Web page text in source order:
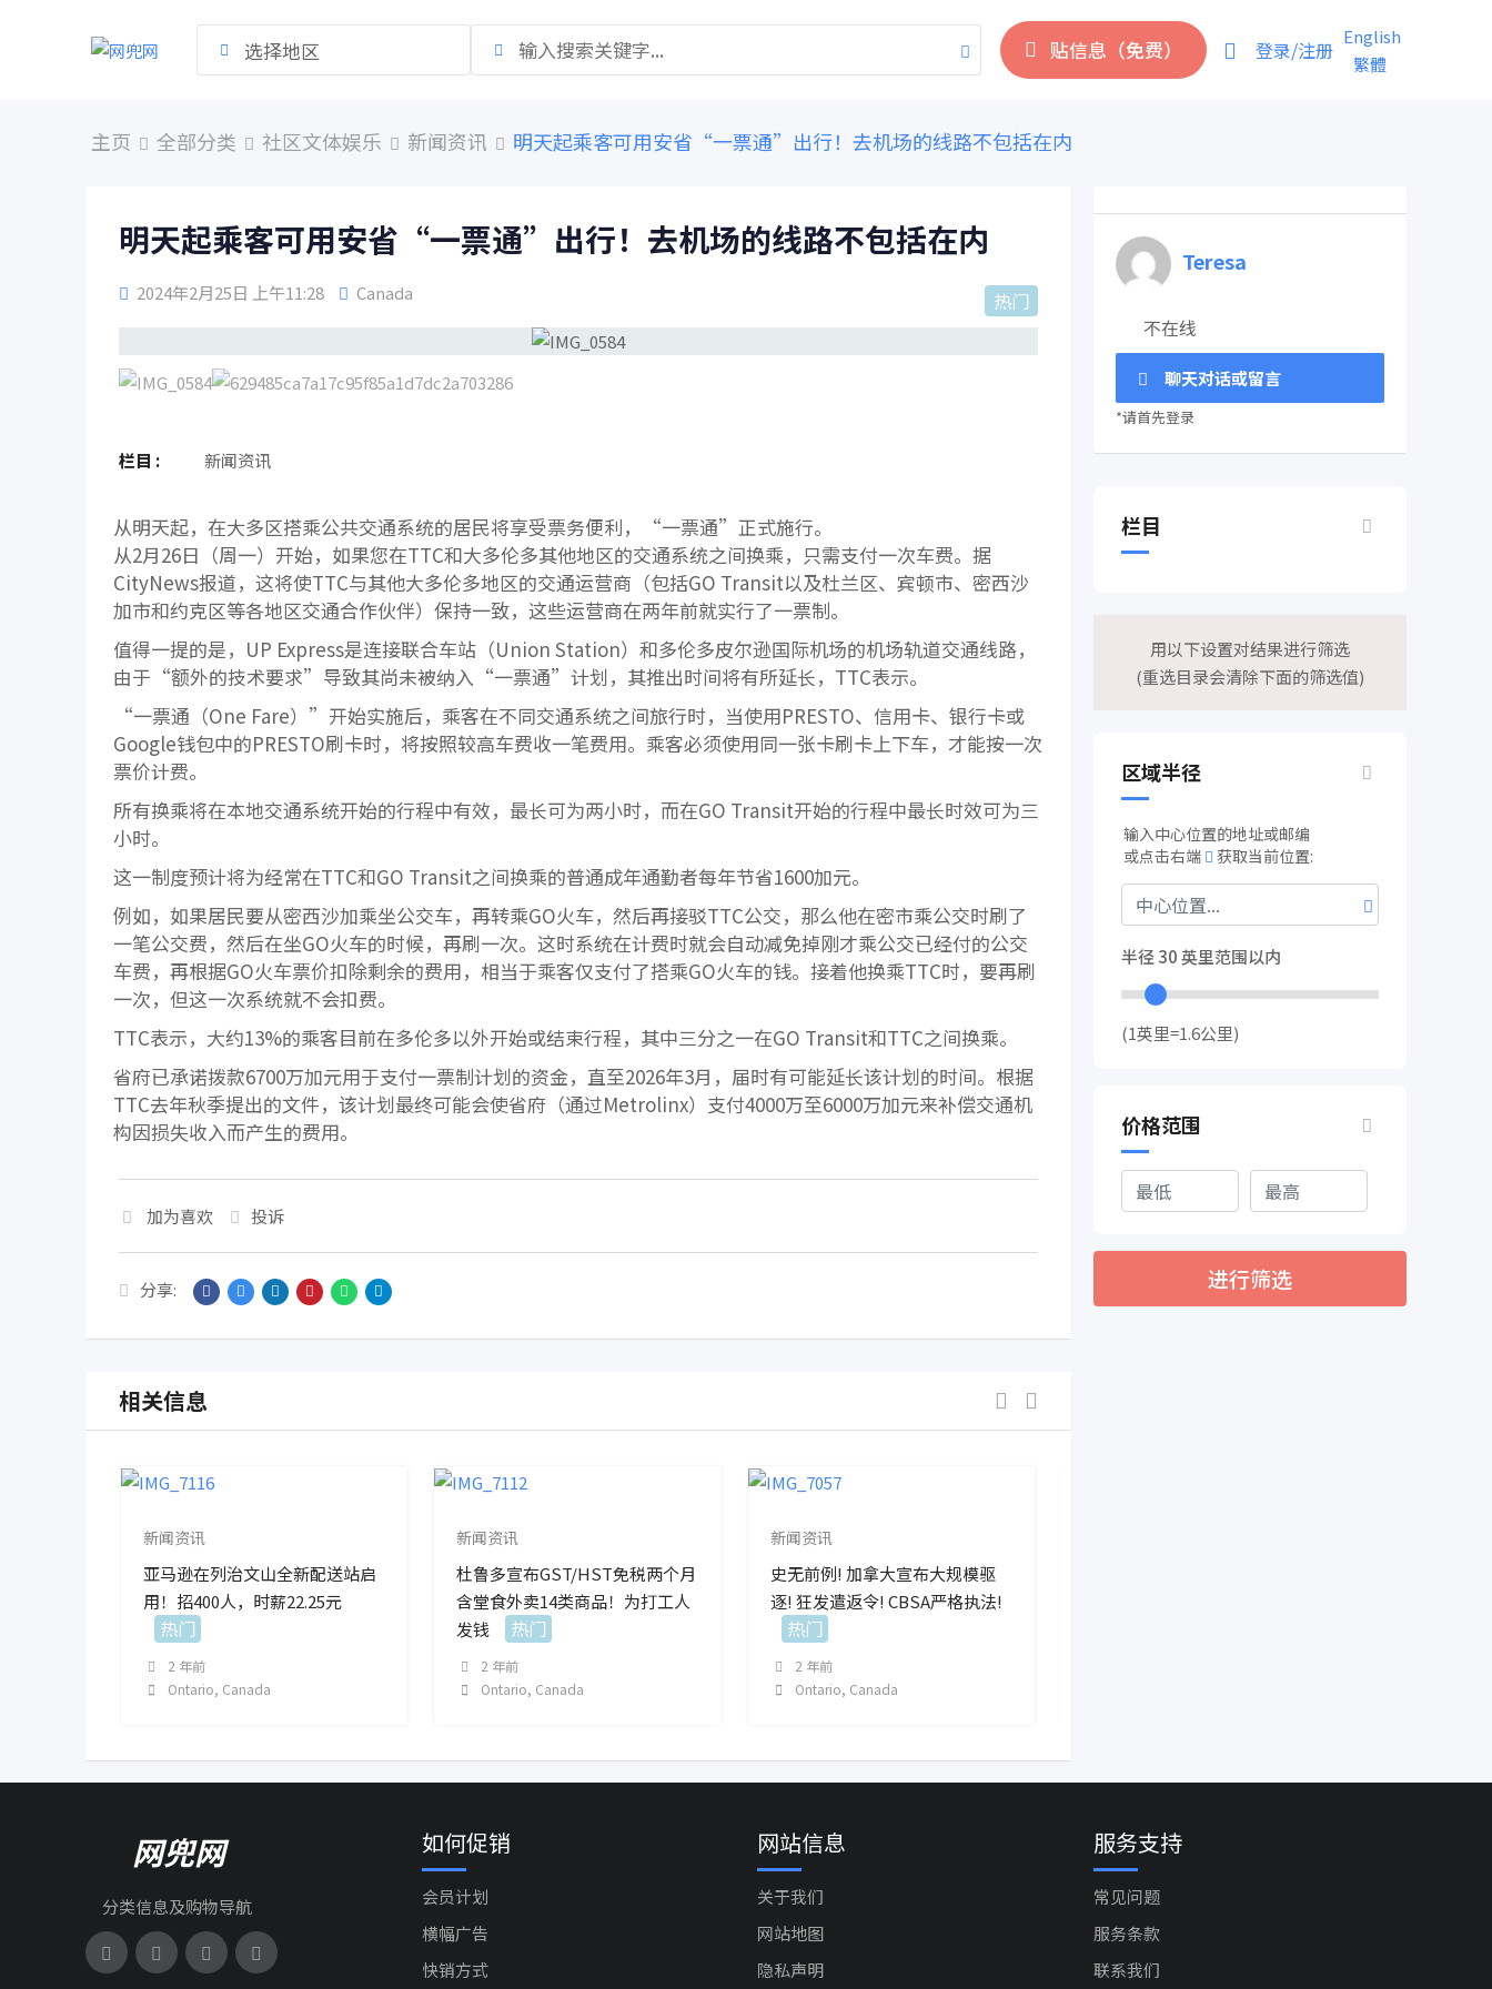
选择地区 贴信息（免费） 登录/注册
English
繁體
主页 全部分类 社区文体娱乐 新闻资讯 明天起乘客可用安省“一票通”出行！去机场的线路不包括在内
明天起乘客可用安省“一票通”出行！去机场的线路不包括在内
2024年2月25日 上午11:28 Canada 热门
栏目 : 新闻资讯
从明天起，在大多区搭乘公共交通系统的居民将享受票务便利，“一票通”正式施行。
从2月26日（周一）开始，如果您在TTC和大多伦多其他地区的交通系统之间换乘，只需支付一次车费。据
CityNews报道，这将使TTC与其他大多伦多地区的交通运营商（包括GO Transit以及杜兰区、宾顿市、密西沙
加市和约克区等各地区交通合作伙伴）保持一致，这些运营商在两年前就实行了一票制。
值得一提的是，UP Express是连接联合车站（Union Station）和多伦多皮尔逊国际机场的机场轨道交通线路，
由于“额外的技术要求”导致其尚未被纳入“一票通”计划，其推出时间将有所延长，TTC表示。
“一票通（One Fare）”开始实施后，乘客在不同交通系统之间旅行时，当使用PRESTO、信用卡、银行卡或
Google钱包中的PRESTO刷卡时，将按照较高车费收一笔费用。乘客必须使用同一张卡刷卡上下车，才能按一次
票价计费。
所有换乘将在本地交通系统开始的行程中有效，最长可为两小时，而在GO Transit开始的行程中最长时效可为三
小时。
这一制度预计将为经常在TTC和GO Transit之间换乘的普通成年通勤者每年节省1600加元。
例如，如果居民要从密西沙加乘坐公交车，再转乘GO火车，然后再接驳TTC公交，那么他在密市乘公交时刷了
一笔公交费，然后在坐GO火车的时候，再刷一次。这时系统在计费时就会自动减免掉刚才乘公交已经付的公交
车费，再根据GO火车票价扣除剩余的费用，相当于乘客仅支付了搭乘GO火车的钱。接着他换乘TTC时，要再刷
一次，但这一次系统就不会扣费。
TTC表示，大约13%的乘客目前在多伦多以外开始或结束行程，其中三分之一在GO Transit和TTC之间换乘。
省府已承诺拨款6700万加元用于支付一票制计划的资金，直至2026年3月，届时有可能延长该计划的时间。根据
TTC去年秋季提出的文件，该计划最终可能会使省府（通过Metrolinx）支付4000万至6000万加元来补偿交通机
构因损失收入而产生的费用。
加为喜欢 投诉
分享:
相关信息
新闻资讯
亚马逊在列治文山全新配送站启
用！招400人，时薪22.25元
热门
2 年前
Ontario, Canada
新闻资讯
杜鲁多宣布GST/HST免税两个月
含堂食外卖14类商品！为打工人
发钱
热门
2 年前
Ontario, Canada
新闻资讯
史无前例! 加拿大宣布大规模驱
逐! 狂发遣返令! CBSA严格执法!
热门
2 年前
Ontario, Canada
Teresa
不在线
聊天对话或留言
*请首先登录
栏目
用以下设置对结果进行筛选
(重选目录会清除下面的筛选值)
区域半径
输入中心位置的地址或邮编
或点击右端
获取当前位置:
半径30英里范围以内
(1英里=1.6公里)
价格范围
进行筛选
网兜网
分类信息及购物导航
如何促销
会员计划
横幅广告
快销方式
网站信息
关于我们
网站地图
隐私声明
服务支持
常见问题
服务条款
联系我们